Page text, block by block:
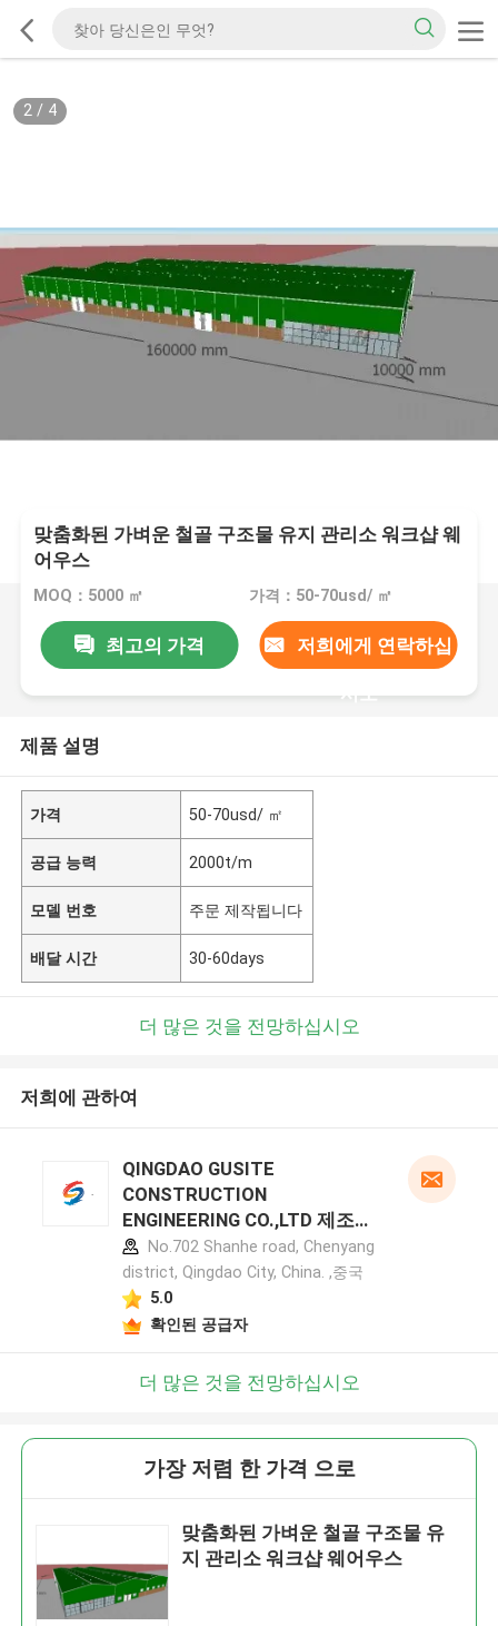
2/ 4
맞춤화된 가벼운 철골 구조물 유지 관리소 워크샵 웨
어우스
MOQ：5000 ㎡ 가격：50-70usd/ ㎡
최고의 가격 저희에게 연락하십
시오
제품 설명
가격 50-70usd/ ㎡
공급 능력 2000t/m
모델 번호 주문 제작됩니다
배달 시간 30-60days
더 많은 것을 전망하십시오
저희에 관하여
QINGDAO GUSITE
CONSTRUCTION
ENGINEERING CO.,LTD 제조업
체 프로필
No.702 Shanhe road, Chenyang
district, Qingdao City, China. ,중국
5.0
확인된 공급자
더 많은 것을 전망하십시오
가장 저렴 한 가격 으로
맞춤화된 가벼운 철골 구조물 유
지 관리소 워크샵 웨어우스